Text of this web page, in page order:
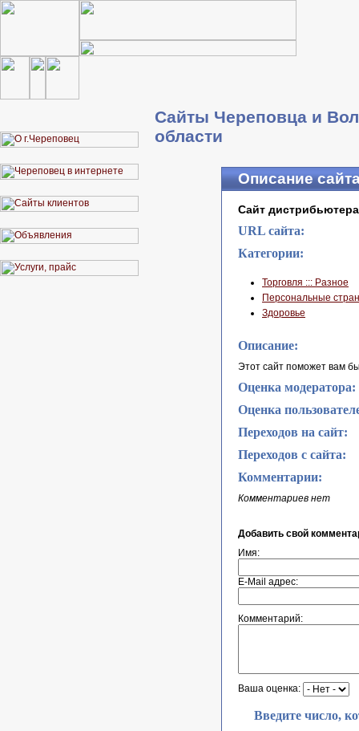
Сайты Череповца и
области
Описание
Сайт
URL сайта:
Категории:
Торговля ::: Разное
Персональные
Здоровье
Описание:
Этот сайт поможет вам
Оценка модератора:
Оценка
Переходов на сайт:
Переходов с сайта:
Комментарии:
Комментариев нет
Добавить свой
Имя:
E-Mail адрес:
Комментарий:
Ваша оценка:
Введите число,